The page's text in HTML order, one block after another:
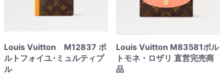
Louis Vuitton M12837 ポ
ルトフォイユ･ミュルティプ
ル
Louis Vuitton M83581ポル
トモネ・ロザリ 直営完売商
品